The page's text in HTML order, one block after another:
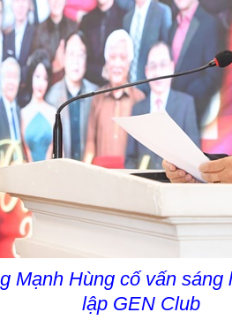
Mạnh Hùng cố vấn sáng
lập GEN Club